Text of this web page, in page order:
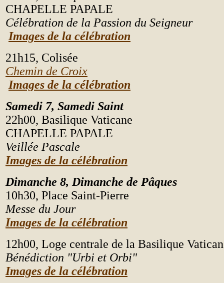
CHAPELLE PAPALE
Célébration de la Passion du Seigneur
Images de la célébration
21h15, Colisée
Chemin de Croix
Images de la célébration
Samedi 7, Samedi Saint
22h00, Basilique Vaticane
CHAPELLE PAPALE
Veillée Pascale
Images de la célébration
Dimanche 8, Dimanche de Pâques
10h30, Place Saint-Pierre
Messe du Jour
Images de la célébration
12h00, Loge centrale de la Basilique
Bénédiction "Urbi et Orbi"
Images de la célébration